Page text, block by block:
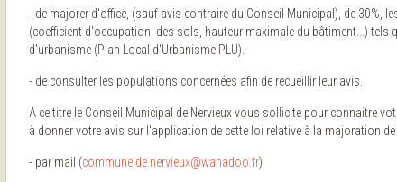
- de majorer d'office, (sauf avis contraire du Conseil Municipal), de 30%,
(coefficient d'occupation des sols, hauteur maximale du bâtiment...) tels
d'urbanisme (Plan Local d'Urbanisme PLU).
- de consulter les populations concernées afin de recueillir leur avis.
A ce titre le Conseil Municipal de Nervieux vous sollicite pour connaitre
à donner votre avis sur l'application de cette loi relative à la majoration
- par mail (commune.de.nervieux@wanadoo.fr)